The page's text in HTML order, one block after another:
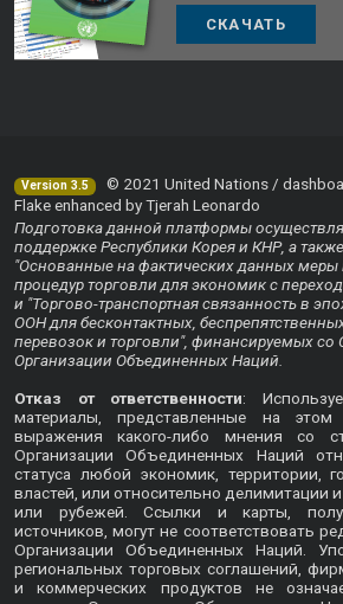
СКАЧАТЬ
Version 3.5
© 2021 United Nations /
Flake enhanced by Tjerah Leonardo
Подготовка данной платформы
поддержке Республики Корея и КНР, а
"Основанные на фактических данных
процедур торговли для экономик с
и "Торгово-транспортная связанность в
ООН для бесконтактных,
перевозок и торговли", финансируемых со
Организации Объединенных Наций.
Отказ от ответственности:
материалы, представленные на
выражения какого-либо мнения со
Организации Объединенных Наций
статуса любой экономик, территории,
властей, или относительно делимитации
или рубежей. Ссылки и карты,
источников, могут не соответствовать
Организации Объединенных Наций.
региональных торговых соглашений,
и коммерческих продуктов не